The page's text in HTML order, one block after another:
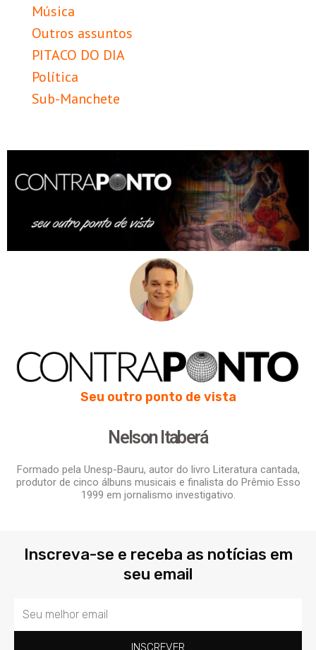
Música
Outros assuntos
PITACO DO DIA
Política
Sub-Manchete
Seu outro ponto de vista
Nelson Itaberá
Formado pela Unesp-Bauru, autor do livro Literatura cantada,
produtor de cinco álbuns musicais e finalista do Prêmio Esso
1999 em jornalismo investigativo.
Inscreva-se e receba as notícias em
seu email
Email
INSCREVER